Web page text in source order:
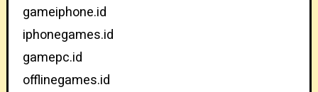
gameiphone.id
iphonegames.id
gamepc.id
offlinegames.id